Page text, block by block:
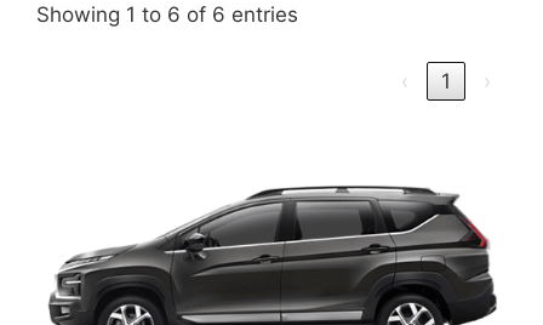
Showing 1 to 6 of 6 entries
‹ 1 ›